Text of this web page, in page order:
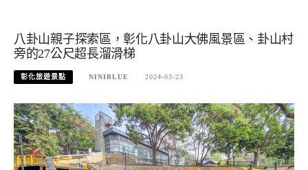
八卦山親子探索區，彰化八卦山大佛風景區、卦山村
旁的27公尺超長溜滑梯
彰化旅遊景點 NINIBLUE 2024-03-23